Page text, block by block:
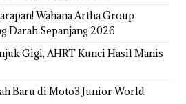
Wahana Artha Group
Darah Sepanjang 2026
Gigi, AHRT Kunci Hasil Manis
Baru di Moto3 Junior World